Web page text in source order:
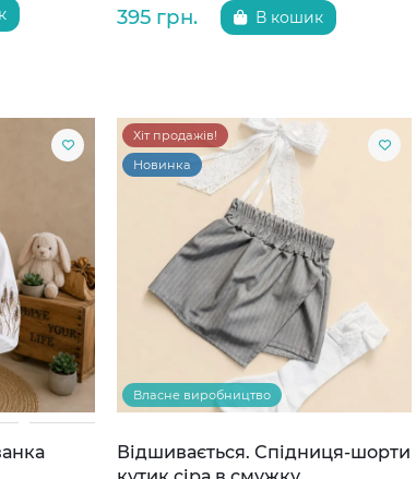
395 грн. В кошик
Хіт продажів!
Новинка
Власне виробництво
Відшивається. Спідниця-шорти